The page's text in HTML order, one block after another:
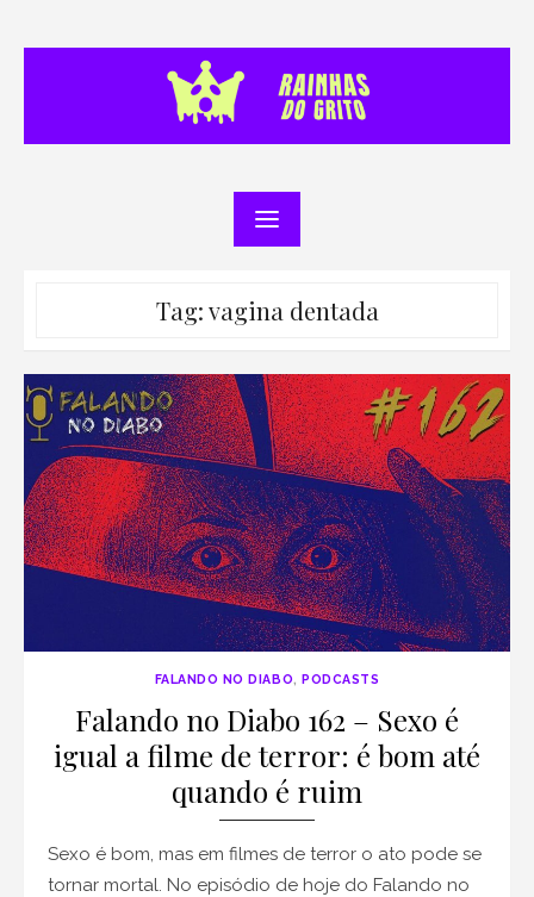
Tag:vagina dentada
FALANDO NO DIABO,PODCASTS
Falando no Diabo 162 – Sexo é
igual a filme de terror: é bom até
quando é ruim
Sexo é bom, mas em filmes de terror o ato pode se
tornar mortal. No episódio de hoje do Falando no